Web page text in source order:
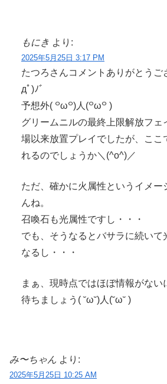
もにき より:
2025年5月25日 3:17 PM
たつろさんコメントありがとうご
дﾟ)ﾉ゛
予想外( ꒪ω꒪)人(꒪ω꒪ )
グリームニルの最終上限解放フェ
場以来放置プレイでしたが、ここ
れるのでしょうか＼(^o^)／
ただ、確かに火属性というイメー
んね。
召喚石も光属性ですし・・・
でも、そうなるとバサラに続いて
なるし・・・
まぁ、現時点ではほぼ情報がない
待ちましょう( ˘ω˘)人(˘ω˘ )
み〜ちゃん より:
2025年5月25日 10:25 AM